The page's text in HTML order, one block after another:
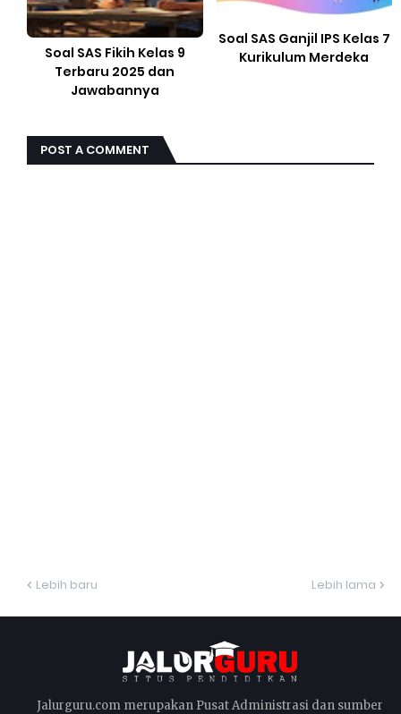
Soal SAS Fikih Kelas 9
Terbaru 2025 dan
Jawabannya
Soal SAS Ganjil IPS Kelas 7
Kurikulum Merdeka
POST A COMMENT
Lebih baru Lebih lama
Jalurguru.com merupakan Pusat Administrasi dan sumber